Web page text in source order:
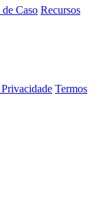
Caso Recursos
Termos